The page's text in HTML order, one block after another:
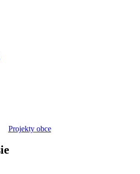
Projekty obce